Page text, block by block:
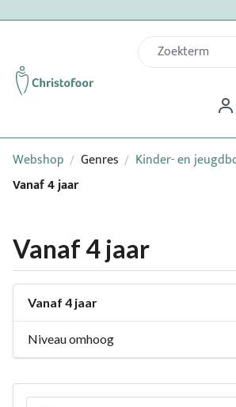
Webshop / Genres / Kinder- en
Vanaf 4 jaar
Vanaf 4 jaar
Vanaf 4 jaar
Niveau omhoog